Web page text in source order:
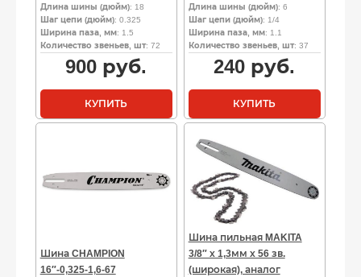
Длина шины (дюйм): 18
Шаг цепи (дюйм): 0.325
Ширина паза, мм: 1.5
Количество звеньев, шт: 72
900 руб.
КУПИТЬ
Длина шины (дюйм): 6
Шаг цепи (дюйм): 1/4
Ширина паза, мм: 1.1
Количество звеньев, шт: 37
240 руб.
КУПИТЬ
Шина CHAMPION
16″-0,325-1,6-67
Шина пильная MAKITA
3/8″ х 1,3мм х 56 зв.
(широкая), аналог